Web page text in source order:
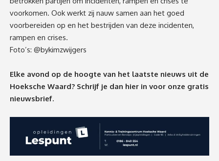
voorkomen. Ook werkt zij nauw samen aan het goed
voorbereiden op en het bestrijden van deze incidenten,
rampen en crises.
Foto’s: @bykimzwijgers
Elke avond op de hoogte van het laatste nieuws uit de
Hoeksche Waard? Schrijf je dan hier in voor onze gratis
nieuwsbrief.